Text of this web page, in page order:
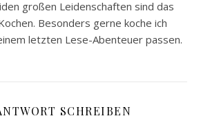
großen Leidenschaften sind das
Besonders gerne koche ich
letzten Lese-Abenteuer passen.
SCHREIBEN